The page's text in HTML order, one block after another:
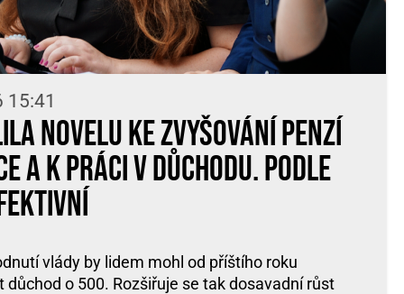
15:41
novelu ke zvyšování penzí
a k práci v důchodu. Podle
vlády by lidem mohl od příštího roku
o 500. Rozšiřuje se tak dosavadní růst